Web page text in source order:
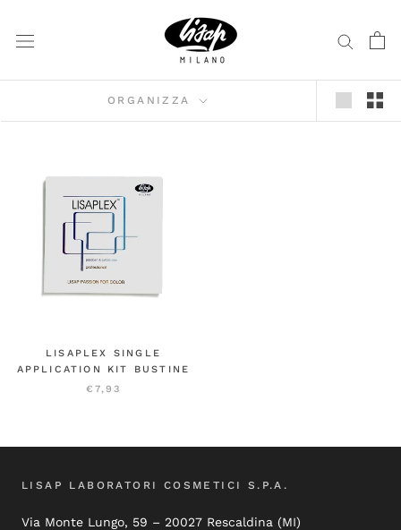
contenuto
ORGANIZZA
LISAPLEX SINGLE
APPLICATION KIT BUSTINE
€7,93
LISAP LABORATORI COSMETICI S.P.A.
Via Monte Lungo, 59 – 20027 Rescaldina (MI)